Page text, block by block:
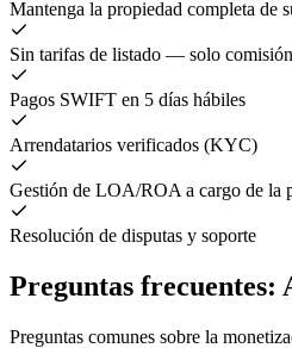
Mantenga la propiedad completa de
Sin tarifas de listado — solo
Pagos SWIFT en 5 días hábiles
Arrendatarios verificados (KYC)
Gestión de LOA/ROA a cargo de la
Resolución de disputas y soporte
Preguntas
Preguntas comunes sobre la